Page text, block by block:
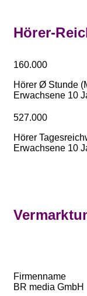
Hörer-
160.000
Hörer Ø Stunde
Erwachsene 10
527.000
Hörer
Erwachsene 10
Firmenname
BR media GmbH